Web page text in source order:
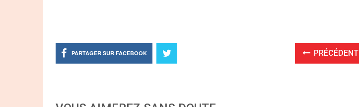
PARTAGER SUR FACEBOOK PRÉCÉDENT